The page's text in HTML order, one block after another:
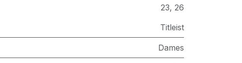
23, 26
Titleist
Dames